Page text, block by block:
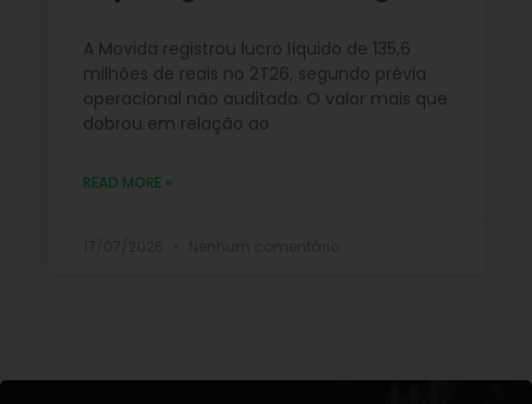
A Movida registrou lucro líquido de 135,6
milhões de reais no 2T26, segundo prévia
operacional não auditada. O valor mais que
dobrou em relação ao
READ MORE »